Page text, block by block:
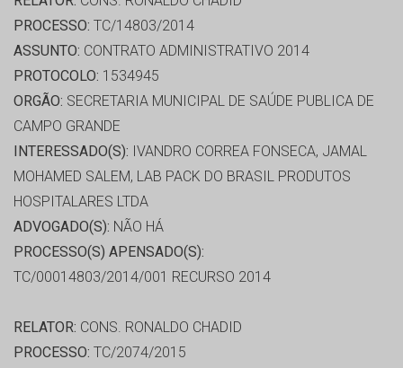
PROCESSO: TC/14803/2014
ASSUNTO: CONTRATO ADMINISTRATIVO 2014
PROTOCOLO: 1534945
ORGÃO: SECRETARIA MUNICIPAL DE SAÚDE PUBLICA DE
CAMPO GRANDE
INTERESSADO(S): IVANDRO CORREA FONSECA, JAMAL
MOHAMED SALEM, LAB PACK DO BRASIL PRODUTOS
HOSPITALARES LTDA
ADVOGADO(S): NÃO HÁ
PROCESSO(S) APENSADO(S):
TC/00014803/2014/001 RECURSO 2014
RELATOR: CONS. RONALDO CHADID
PROCESSO: TC/2074/2015